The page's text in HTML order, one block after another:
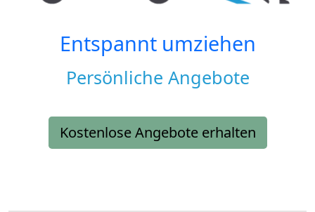
Entspannt umziehen
Persönliche Angebote
Kostenlose Angebote erhalten